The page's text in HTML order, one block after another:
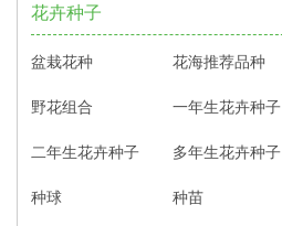
花卉种子
盆栽花种 花海推荐品种
野花组合 一年生花卉种子
二年生花卉种子 多年生花卉种子
种球 种苗